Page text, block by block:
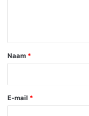
*
Naam *
E-mail *